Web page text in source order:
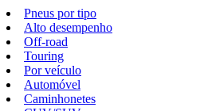
Pneus por tipo
Alto desempenho
Off-road
Touring
Por veículo
Automóvel
Caminhonetes